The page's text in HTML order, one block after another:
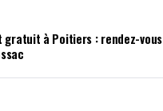
gratuit à Poitiers : rendez-vous